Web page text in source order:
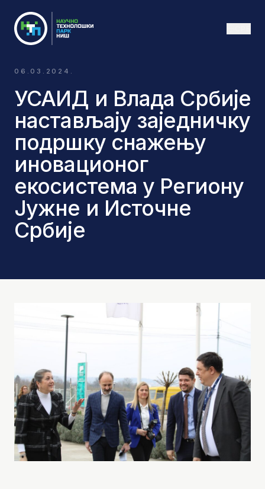
06.03.2024.
УСАИД и Влада Србије
настављају заједничку
подршку снажењу
иновационог
екосистема у Региону
Јужне и Источне
Србије